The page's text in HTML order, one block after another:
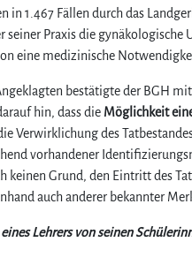
in 1.467 Fällen durch das
seiner Praxis die
eine medizinische
bestätigte der BGH
hin, dass die Möglichkeit
Verwirklichung des
vorhandener
keinen Grund, den Eintritt des
auch anderer bekannter
Lehrers von seinen